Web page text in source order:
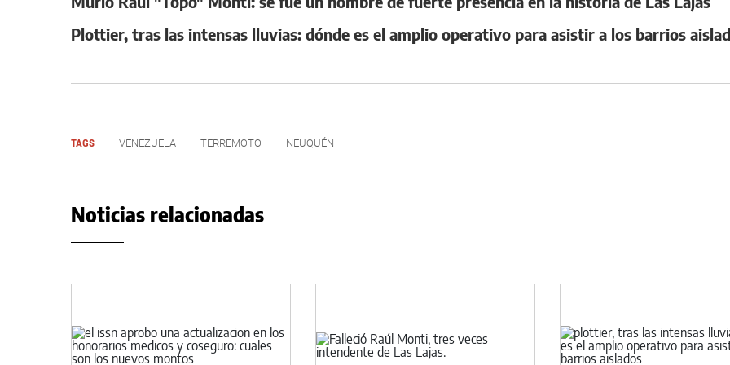
Plottier, tras las intensas lluvias: dónde es el amplio operativo para asistir a los barrios
TAGS VENEZUELA TERREMOTO NEUQUÉN
Noticias relacionadas